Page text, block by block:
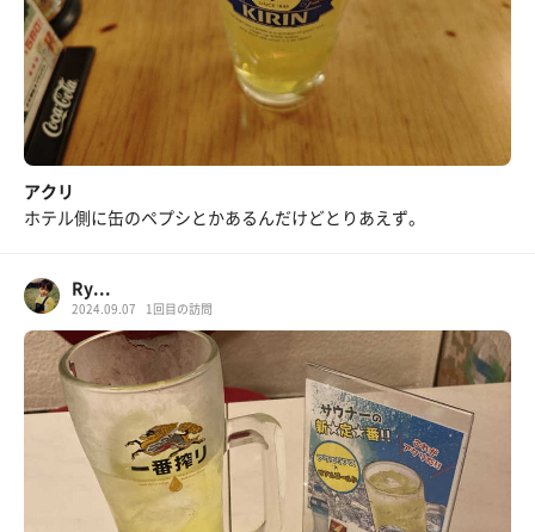
アクリ
ホテル側に缶のペプシとかあるんだけどとりあえず。
Ry...
2024.09.07 1回目の訪問